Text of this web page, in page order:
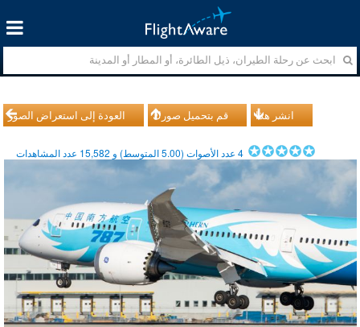
العودة إلى استعراض الصور قم بتحميل صورك انشر هذا
4عدد الأصوات (5.00المتوسط) و 15,582 عدد المشاهدات